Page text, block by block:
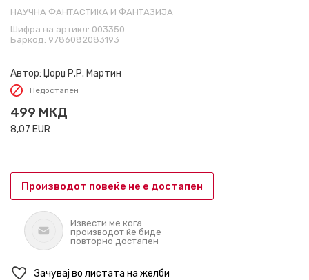
НАУЧНА ФАНТАСТИКА И ФАНТАЗИЈА
Шифра на артикл: 003350
Баркод: 9786082083193
Автор: Џорџ Р.Р. Мартин
Недостапен
499 МКД
8,07 EUR
Производот повеќе не е достапен
Извести ме кога
производот ќе биде
повторно достапен
Зачувај во листата на желби